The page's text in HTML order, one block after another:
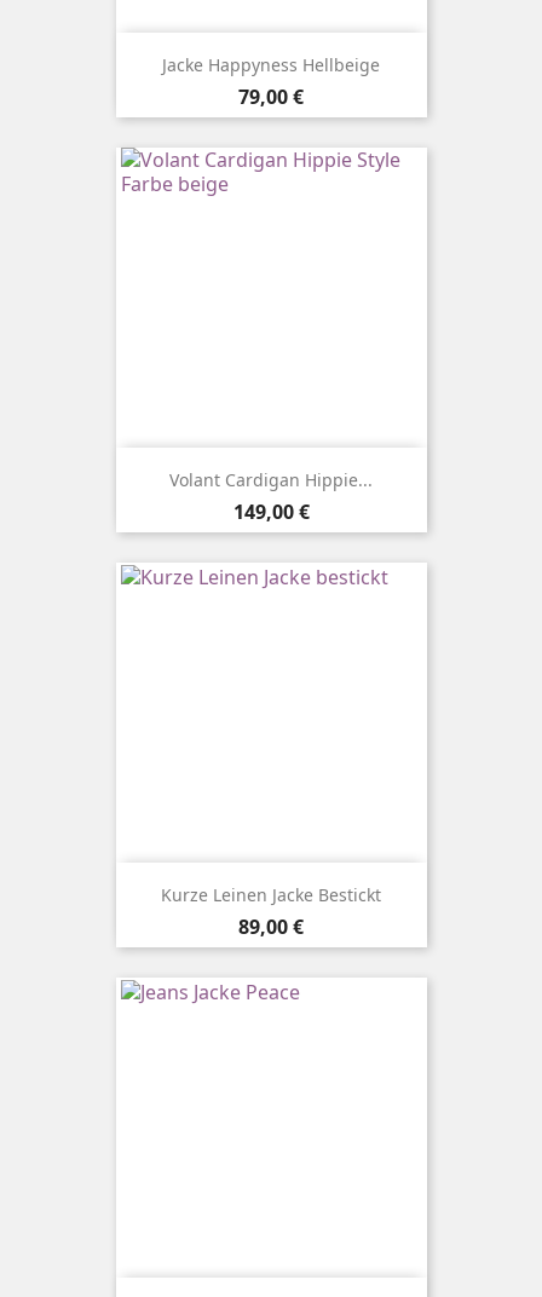
Jacke Happyness Hellbeige
Preis
79,00 €
Volant Cardigan Hippie...
Preis
149,00 €
Kurze Leinen Jacke Bestickt
Preis
89,00 €